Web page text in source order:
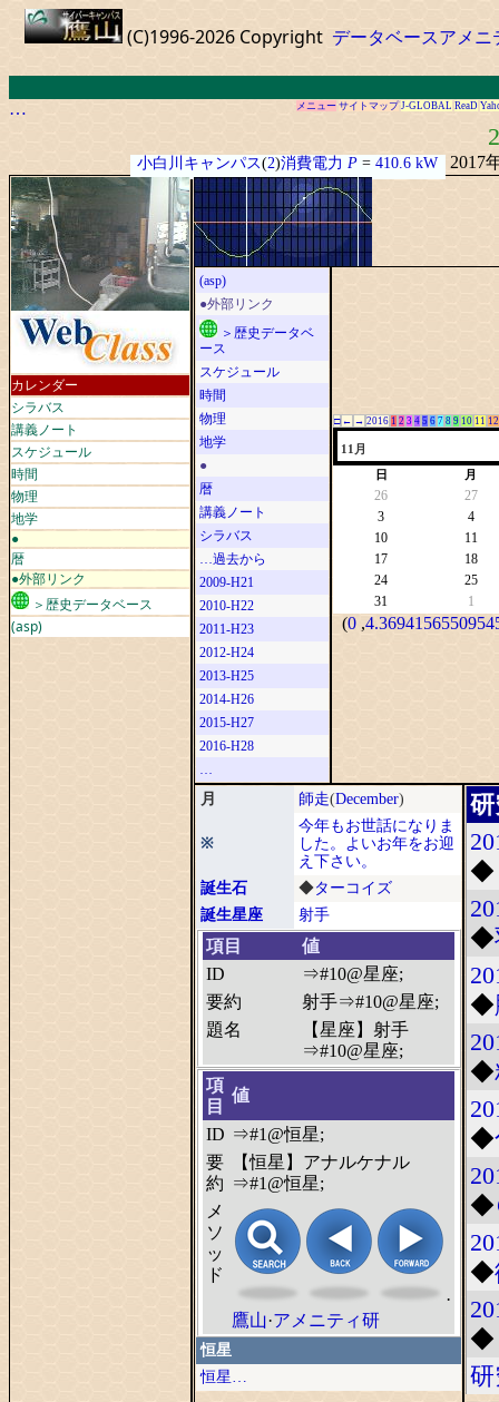
(C)1996-2026 Copyright データベースアメニ
… メニュー サイトマップ J-GLOBAL ReaD
小白川キャンパス(2)消費電力 P =410.6 kW 2017
カレンダー
シラバス
講義ノート
スケジュール
時間
物理
地学
●
暦
●外部リンク
＞歴史データベース
(asp)
(asp)
●外部リンク
＞歴史データベ
ース
スケジュール
時間
物理
地学
●
暦
講義ノート
シラバス
…過去から
2009-H21
2010-H22
2011-H23
2012-H24
2013-H25
2014-H26
2015-H27
2016-H28
…
□ ← → 2016 1 2 3 4 5 6 7 8 9 10 11 12
11月
日 月
26
27
3
4
10
11
17
18
24
25
31
1
(0 ,
月 師走(December)
※
今年もお世話になりま
した。よいお年をお迎
え下さい。
誕生石
◆ターコイズ
誕生星座
射手
項目
値
ID
⇒#10@星座;
要約
射手⇒#10@星座;
題名
【星座】射手
⇒#10@星座;
項
目
値
ID ⇒#1@恒星;
要
約
【恒星】アナルケナル
⇒#1@恒星;
メ
ソ
ッ
ド
·
鷹山·アメニティ研
恒星
恒星…
◆
◆
◆
◆
◆
◆
◆
◆